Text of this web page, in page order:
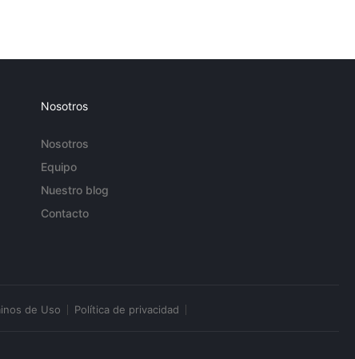
Nosotros
Nosotros
Equipo
Nuestro blog
Contacto
de Uso Política de privacidad